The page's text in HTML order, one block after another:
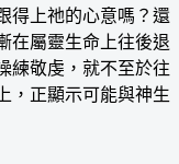
得上祂的心意嗎？還
在屬靈生命上往後退
練敬虔，就不至於往
，正顯示可能與神生